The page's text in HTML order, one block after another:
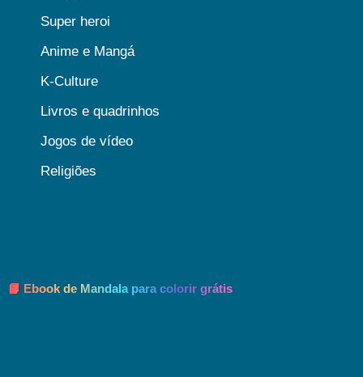
Super heroi
Anime e Mangá
K-Culture
Livros e quadrinhos
Jogos de vídeo
Religiões
📘 Ebook de Mandala para colorir grátis